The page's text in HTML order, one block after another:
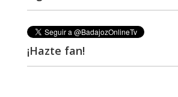
¡Hazte fan!